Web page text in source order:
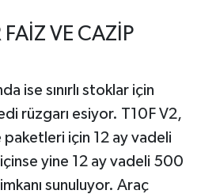
FAİZ VE CAZİP
ise sınırlı stoklar için
rüzgarı esiyor. T10F V2,
için 12 ay vadeli
yine 12 ay vadeli 500
sunuluyor. Araç